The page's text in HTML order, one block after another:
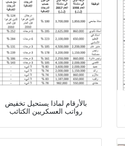
بالأرقام لماذا يستحيل تخفيض
رواتب العسكريين الكتائب